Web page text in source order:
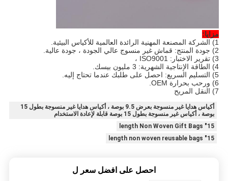
مزايا:
1) الشركة المصنعة المهنية الرائدة العالمية للأكياس البيئية.
2) جودة المنتج: قماش غير منسوج عالي الجودة ، جودة عالية.
3) تقرير الاختبار: ISO9001 ،
4) الطاقة الإنتاجية الشهرية: 3 مليون بيسك.
5) التسليم السريع: احصل على طلبك عندما تحتاج إليه.
6) ورحب بحرارة OEM.
7) النقل المريح
أكياس هدايا غير منسوجة بعرض 9.5 بوصة ، أكياس هدايا غير منسوجة بطول 15
بوصة ، أكياس غير منسوجة بطول 15 بوصة قابلة لإعادة الاستخدام
15" length Non Woven Gift Bags
15" length non woven reusable bags
احصل على افضل سعر ل